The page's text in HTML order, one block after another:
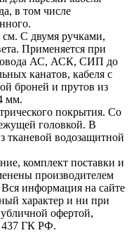
в том числе
С двумя ручками,
Применяется при
АС, АСК, СИП до
канатов, кабеля с
броней и прутов из
мм.
покрытия. Со
головкой. В
тканевой водозащитной
комплект поставки и
производителем
информация на сайте
характер и ни при
офертой,
437 ГК РФ.